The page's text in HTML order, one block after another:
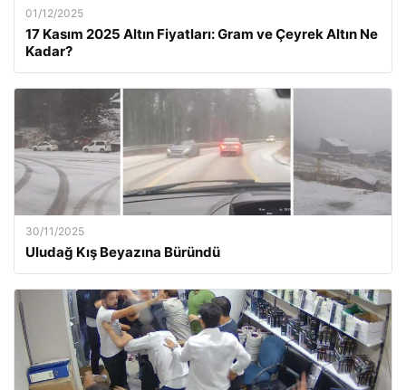
01/12/2025
17 Kasım 2025 Altın Fiyatları: Gram ve Çeyrek Altın Ne
Kadar?
30/11/2025
Uludağ Kış Beyazına Büründü